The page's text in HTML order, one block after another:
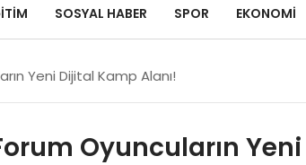
SOSYAL HABER SPOR EKONOMI
Yeni Dijital Kamp Alanı!
Oyuncuların Yeni